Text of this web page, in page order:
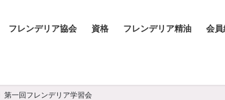
フレンデリア協会 資格 フレンデリア精油 会員
第一回フレンデリア学習会